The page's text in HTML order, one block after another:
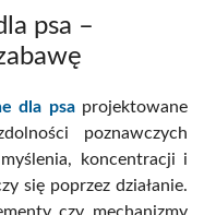
psa –
dla psaprojektowane
poznawczych
koncentracji i
się poprzez działanie.